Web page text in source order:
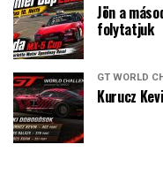
Jön a
folytatjuk
GT WORLD
Kurucz